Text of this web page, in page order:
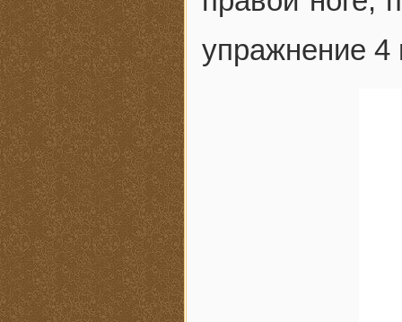
упражнение 4